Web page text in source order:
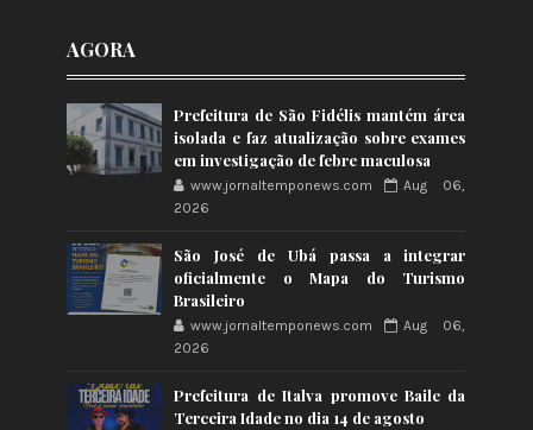
AGORA
Prefeitura de São Fidélis mantém área
isolada e faz atualização sobre exames
em investigação de febre maculosa
www.jornaltemponews.com
Aug 06,
2026
São José de Ubá passa a integrar
oficialmente o Mapa do Turismo
Brasileiro
www.jornaltemponews.com
Aug 06,
2026
Prefeitura de Italva promove Baile da
Terceira Idade no dia 14 de agosto